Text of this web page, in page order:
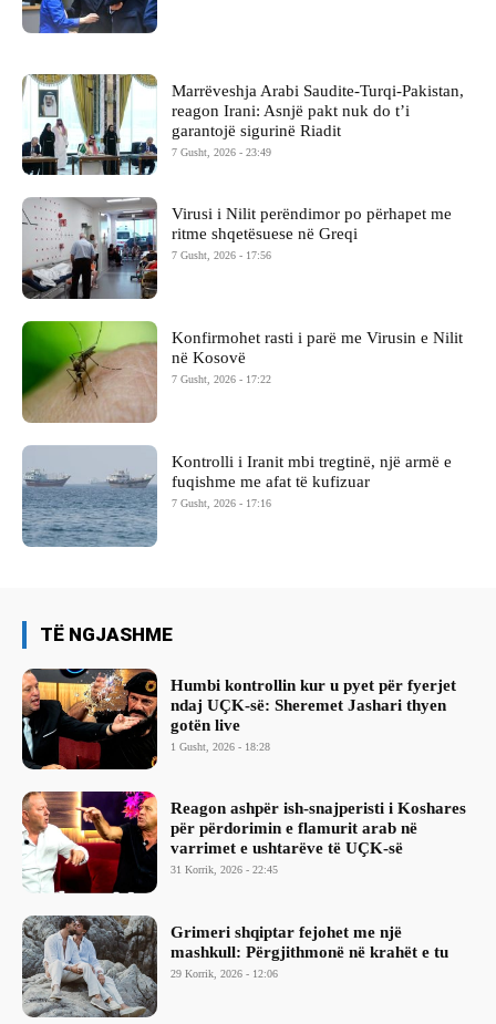
Marrëveshja Arabi Saudite-Turqi-Pakistan,
reagon Irani: Asnjë pakt nuk do t’i
garantojë sigurinë Riadit
7 Gusht, 2026 - 23:49
Virusi i Nilit perëndimor po përhapet me
ritme shqetësuese në Greqi
7 Gusht, 2026 - 17:56
Konfirmohet rasti i parë me Virusin e Nilit
në Kosovë
7 Gusht, 2026 - 17:22
Kontrolli i Iranit mbi tregtinë, një armë e
fuqishme me afat të kufizuar
7 Gusht, 2026 - 17:16
TË NGJASHME
Humbi kontrollin kur u pyet për fyerjet
ndaj UÇK-së: Sheremet Jashari thyen
gotën live
1 Gusht, 2026 - 18:28
Reagon ashpër ish-snajperisti i Koshares
për përdorimin e flamurit arab në
varrimet e ushtarëve të UÇK-së
31 Korrik, 2026 - 22:45
Grimeri shqiptar fejohet me një
mashkull: Përgjithmonë në krahët e tu
29 Korrik, 2026 - 12:06